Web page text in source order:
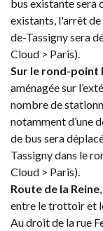
bus existante sera
existants, l'arrêt
de-Tassigny sera
Cloud > Paris).
Sur le rond-point
aménagée sur
nombre de
notamment d’une
de bus sera
Tassigny dans le
Cloud > Paris).
Route de la Reine
entre le trottoir et
Au droit de la rue